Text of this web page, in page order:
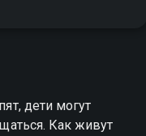
дети могут
Как живут